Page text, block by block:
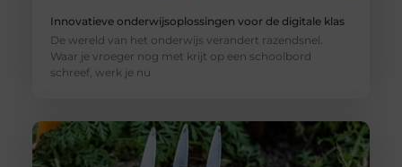
Innovatieve onderwijsoplossingen voor de digitale klas
De wereld van het onderwijs verandert razendsnel.
Waar je vroeger nog met krijt op een schoolbord
schreef, werk je nu